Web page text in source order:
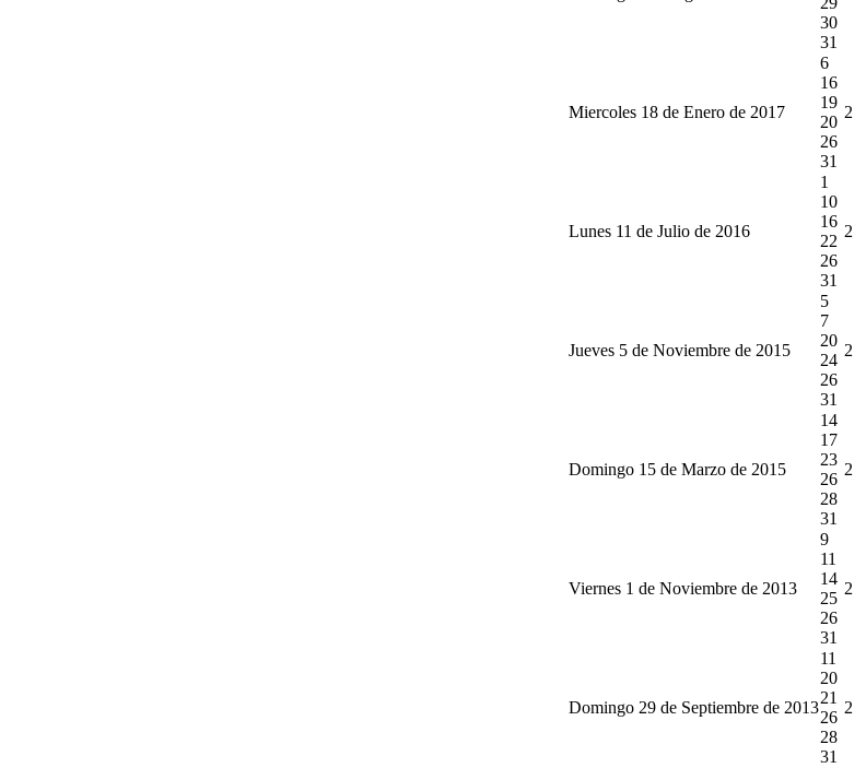
30
31
Miercoles 18 de Enero de 2017
6
16
19
20
26
31
2
Lunes 11 de Julio de 2016
1
10
16
22
26
31
2
Jueves 5 de Noviembre de 2015
5
7
20
24
26
31
2
Domingo 15 de Marzo de 2015
14
17
23
26
28
31
2
Viernes 1 de Noviembre de 2013
9
11
14
25
26
31
2
Domingo 29 de Septiembre de 2013
11
20
21
26
28
31
2